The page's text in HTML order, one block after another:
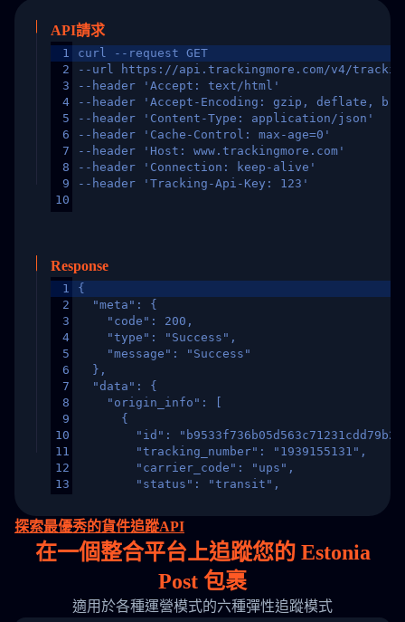
API請求
1
2
3
4
5
6
7
8
9
10
curl --request GET
--url https://api.trackingmore.com/v4/trackings/
--header 'Accept: text/html'
--header 'Accept-Encoding: gzip, deflate,
--header 'Content-Type: application/json'
--header 'Cache-Control: max-age=0'
--header 'Host: www.trackingmore.com'
--header 'Connection: keep-alive'
--header 'Tracking-Api-Key: 123'
Response
1
2
3
4
5
6
7
8
9
10
11
12
13
15
16
17
18
{
  "meta": {
    "code": 200,
    "type": "Success",
    "message": "Success"
  },
  "data": {
    "origin_info": [
      {
"id":
        "tracking_number": "1939155131",
        "carrier_code": "ups",
        "status": "transit",
"destination_country": "United
        "itemTimeLength": 2,
        "weblink": "",
        "phone": null,
        "trackinfo": [
          {
            "Date": "2017-03-08 04: 22: 00",
探索最優秀的貨件追蹤API
在一個整合平台上追蹤您的 Estonia
Post 包裹
適用於各種運營模式的六種彈性追蹤模式